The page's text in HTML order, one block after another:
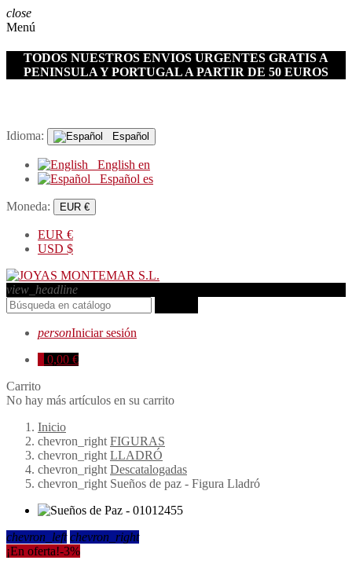
close
Menú
TODOS NUESTROS ENVIOS URGENTES GRATIS A
PENINSULA Y PORTUGAL A PARTIR DE 50 EUROS
Idioma: Español
English en
Español es
Moneda: EUR €
EUR €
USD $
view_headline
personIniciar sesión
0,00 €
Carrito
No hay más artículos en su carrito
Inicio
chevron_right FIGURAS
chevron_right LLADRÓ
chevron_right Descatalogadas
chevron_right Sueños de paz - Figura Lladró
chevron_left chevron_right
¡En oferta!-3%